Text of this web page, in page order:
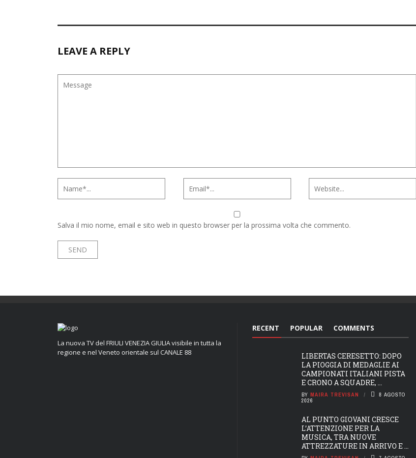
LEAVE A REPLY
Salva il mio nome, email e sito web in questo browser per la prossima volta che commento.
La nuova TV del FRIULI VENEZIA GIULIA visibile in tutta la
regione e nel Veneto orientale sul CANALE 88
RECENT POPULAR COMMENTS
LIBERTAS CERESETTO: DOPO
LA PIOGGIA DI MEDAGLIE AI
CAMPIONATI ITALIANI PISTA
E CRONO A SQUADRE, ...
BY MAIRA TREVISAN
8 AGOSTO
2026
AL PUNTO GIOVANI CRESCE
L’ATTENZIONE PER LA
MUSICA, TRA NUOVE
ATTREZZATURE IN ARRIVO E ...